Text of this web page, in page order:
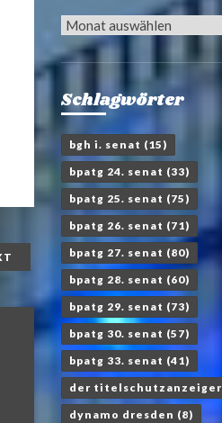
Archiv
Schlagwörter
bgh i. senat (15)
bpatg 24. senat (33)
bpatg 25. senat (75)
bpatg 26. senat (71)
bpatg 27. senat (80)
bpatg 28. senat (60)
bpatg 29. senat (73)
bpatg 30. senat (57)
bpatg 33. senat (41)
der titelschutzanzeiger
dynamo dresden (8)